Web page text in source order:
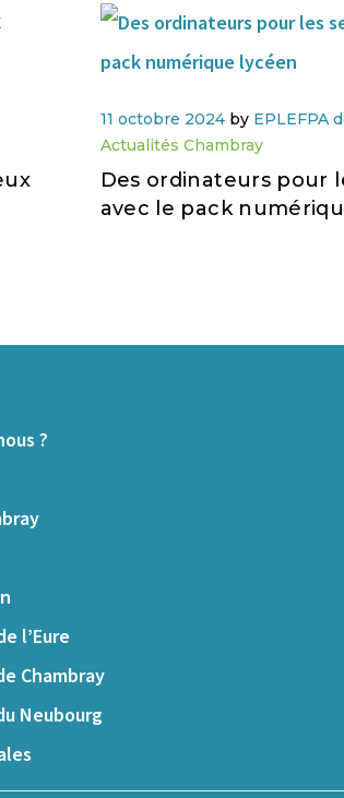
11 octobre 2024 by EPLEFPA
Actualités Chambray
Des ordinateurs pour
avec le pack
?
l’Eure
Chambray
Neubourg